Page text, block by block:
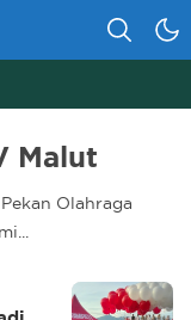
Malut
Olahraga